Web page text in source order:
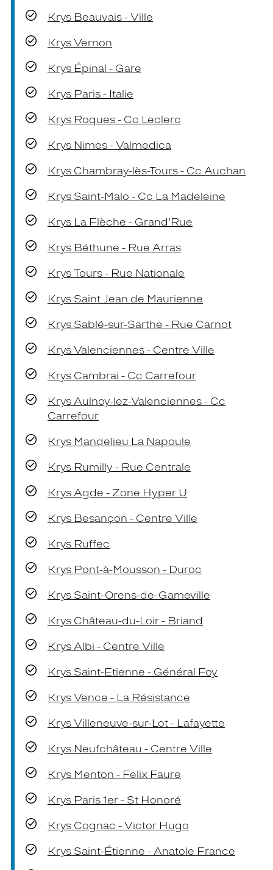
Krys Beauvais - Ville
Krys Vernon
Krys Épinal - Gare
Krys Paris - Italie
Krys Roques - Cc Leclerc
Krys Nimes - Valmedica
Krys Chambray-lès-Tours - Cc Auchan
Krys Saint-Malo - Cc La Madeleine
Krys La Flèche - Grand'Rue
Krys Béthune - Rue Arras
Krys Tours - Rue Nationale
Krys Saint Jean de Maurienne
Krys Sablé-sur-Sarthe - Rue Carnot
Krys Valenciennes - Centre Ville
Krys Cambrai - Cc Carrefour
Krys Aulnoy-lez-Valenciennes - Cc
Carrefour
Krys Mandelieu La Napoule
Krys Rumilly - Rue Centrale
Krys Agde - Zone Hyper U
Krys Besançon - Centre Ville
Krys Ruffec
Krys Pont-à-Mousson - Duroc
Krys Saint-Orens-de-Gameville
Krys Château-du-Loir - Briand
Krys Albi - Centre Ville
Krys Saint-Etienne - Général Foy
Krys Vence - La Résistance
Krys Villeneuve-sur-Lot - Lafayette
Krys Neufchâteau - Centre Ville
Krys Menton - Felix Faure
Krys Paris 1er - St Honoré
Krys Cognac - Victor Hugo
Krys Saint-Étienne - Anatole France